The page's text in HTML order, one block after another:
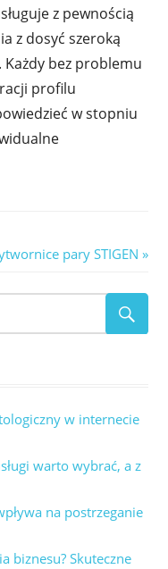
z pewnością
z dosyć szeroką
bez problemu
profilu
w stopniu
pary STIGEN
w internecie
warto wybrać, a z
na postrzeganie
biznesu? Skuteczne